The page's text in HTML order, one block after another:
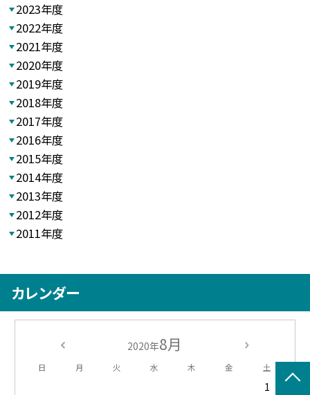
2023年度
2022年度
2021年度
2020年度
2019年度
2018年度
2017年度
2016年度
2015年度
2014年度
2013年度
2012年度
2011年度
カレンダー
2020年8月
日 月 火 水 木 金 土
1